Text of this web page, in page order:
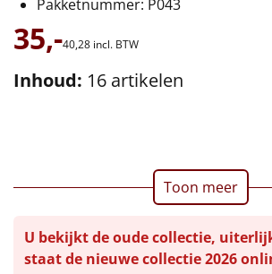
Luxe
Mannen
Goedkope
Pakketnummer: P043
35,-40,28 incl. BTW
Inhoud: 16 artikelen
Toon meer
U bekijkt de oude collectie,
staat de nieuwe collectie 2026